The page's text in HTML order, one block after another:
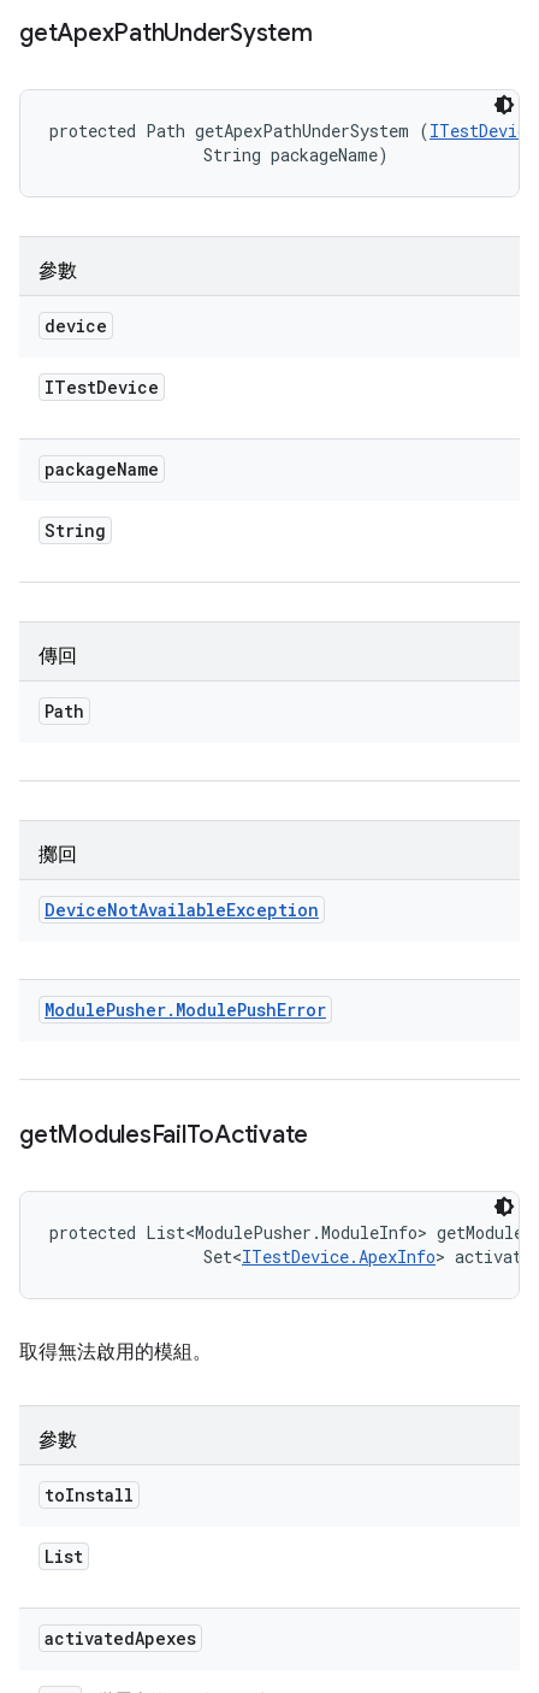
getApexPathUnderSystem
protected Path getApexPathUnderSystem (ITestDevice
                String packageName)
參數
device
ITestDevice
packageName
String
傳回
Path
擲回
DeviceNotAvailableException
ModulePusher. ModulePushError
getModulesFailToActivate
protected List<ModulePusher.ModuleInfo>
                Set<
ITestDevice.ApexInfo>
取得無法啟用的模組。
參數
toInstall
List
activatedApexes